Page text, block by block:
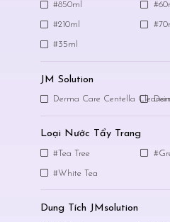
#850ml
#210ml
#35ml
JM Solution
Derma Care Centella
Loại Nước Tẩy Trang
#Tea Tree
#White Tea
Dung Tích JMsolution